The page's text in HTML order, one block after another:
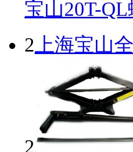
宝山20T-
2 上海宝山
2